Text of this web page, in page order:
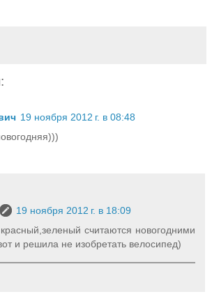
19 ноября 2012 г. в 08:48
19 ноября 2012 г. в 18:09
считаются новогодними
и решила не изобретать велосипед)